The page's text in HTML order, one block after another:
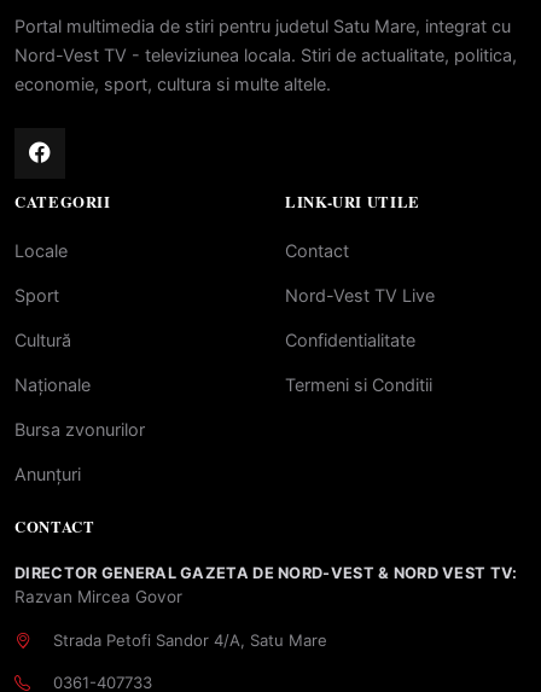
Portal multimedia de stiri pentru judetul Satu Mare, integrat cu
Nord-Vest TV - televiziunea locala. Stiri de actualitate, politica,
economie, sport, cultura si multe altele.
CATEGORII
Locale
Sport
Cultură
Naționale
Bursa zvonurilor
Anunțuri
LINK-URI UTILE
Contact
Nord-Vest TV Live
Confidentialitate
Termeni si Conditii
CONTACT
DIRECTOR GENERAL GAZETA DE NORD-VEST & NORD VEST TV:
Razvan Mircea Govor
Strada Petofi Sandor 4/A, Satu Mare
0361-407733